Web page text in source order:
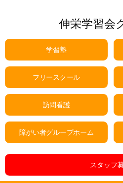
伸栄学習会
学習塾
フリースクール
訪問看護
障がい者グループホーム
スタッフ